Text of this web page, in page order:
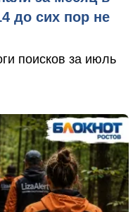
до сих пор не
поисков за июль